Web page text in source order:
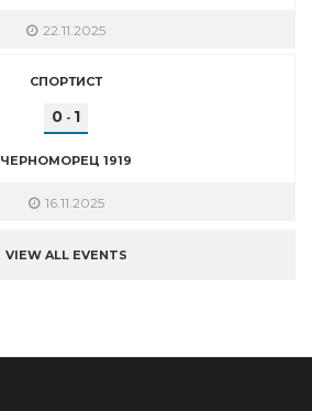
22.11.2025
СПОРТИСТ
0 - 1
ЧЕРНОМОРЕЦ 1919
16.11.2025
VIEW ALL EVENTS